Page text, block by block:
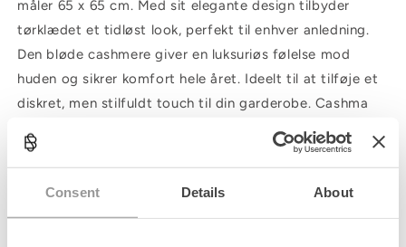
Consent Details About
måler 65 x 65 cm. Med sit elegante design tilbyder
tørklædet et tidløst look, perfekt til enhver anledning.
Den bløde cashmere giver en luksuriøs følelse mod
huden og sikrer komfort hele året. Ideelt til at tilføje et
diskret, men stilfuldt touch til din garderobe. Cashma
Small Scarf er en uundgåelig accessory i garderoben.
o